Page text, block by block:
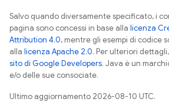
Salvo quando diversamente specificato, i
pagina sono concessi in base alla licenza
Attribution 4.0, mentre gli esempi di codice
alla licenza Apache 2.0. Per ulteriori
sito di Google Developers. Java è un
e/o delle sue consociate.
Ultimo aggiornamento 2026-08-10 UTC.